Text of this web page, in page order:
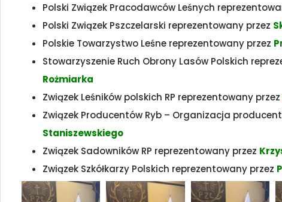
Polski Związek Pracodawców Leśnych
Polski Związek Pszczelarski reprezentowany przez
Polskie Towarzystwo Leśne reprezentowany przez
Stowarzyszenie Ruch Obrony Lasów Polskich
Rożmiarka
Związek Leśników polskich RP reprezentowany przez
Związek Producentów Ryb – Organizacja
Staniszewskiego
Związek Sadowników RP reprezentowany przez
Związek Szkółkarzy Polskich reprezentowany przez